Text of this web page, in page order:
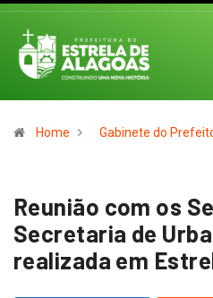
Home Gabinete do
Reunião com os
Secretaria de
realizada em